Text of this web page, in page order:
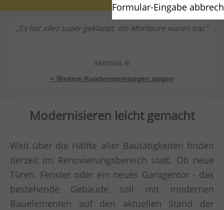
Es hat alles super geklappt, die Monteure waren top.
Matthias B.
» Weitere Kundenmeinungen zeigen
Modernisieren leicht gemacht
Weit über die Hälfte aller Bautätigkeiten finden
derzeit im Renovierungsbereich statt. Ob neue
Türen, Fenster oder ein neues Garagentor - das
bestehende Gebäude soll mit modernen
Bauelementen auf den aktuellen Stand der
Formular-Eingabe